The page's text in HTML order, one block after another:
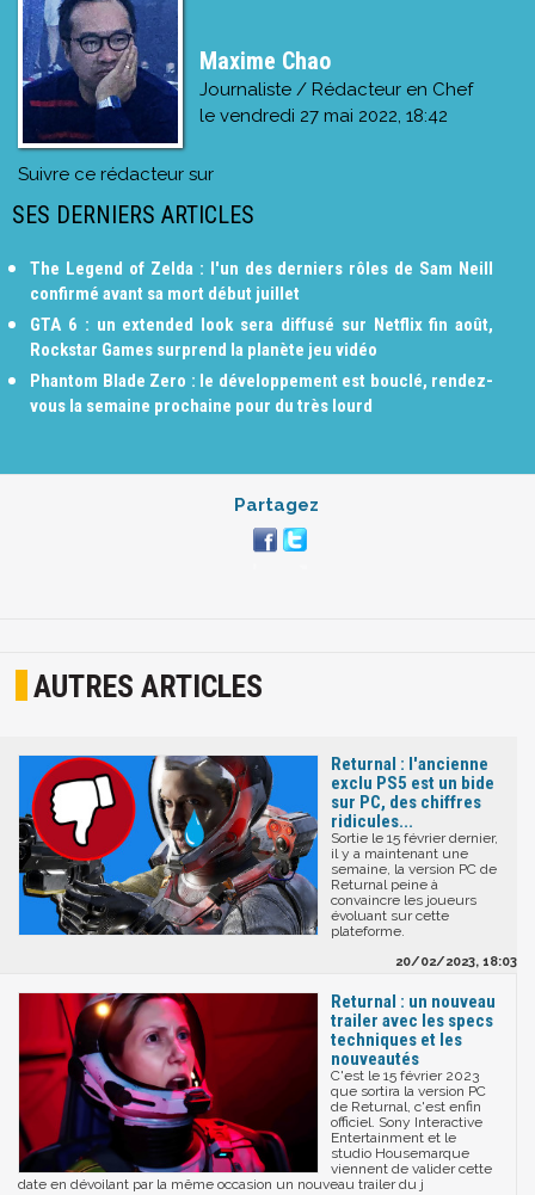
Maxime Chao
Journaliste / Rédacteur en Chef
le vendredi 27 mai 2022, 18:42
Suivre ce rédacteur sur
SES DERNIERS ARTICLES
The Legend of Zelda : l'un des derniers rôles de Sam Neill
confirmé avant sa mort début juillet
GTA 6 : un extended look sera diffusé sur Netflix fin août,
Rockstar Games surprend la planète jeu vidéo
Phantom Blade Zero : le développement est bouclé, rendez-
vous la semaine prochaine pour du très lourd
Partagez
AUTRES ARTICLES
Returnal : l'ancienne
exclu PS5 est un bide
sur PC, des chiffres
ridicules...
Sortie le 15 février dernier,
il y a maintenant une
semaine, la version PC de
Returnal peine à
convaincre les joueurs
évoluant sur cette
plateforme.
20/02/2023, 18:03
Returnal : un nouveau
trailer avec les specs
techniques et les
nouveautés
C'est le 15 février 2023
que sortira la version PC
de Returnal, c'est enfin
officiel. Sony Interactive
Entertainment et le
studio Housemarque
viennent de valider cette
date en dévoilant par la même occasion un nouveau trailer du j